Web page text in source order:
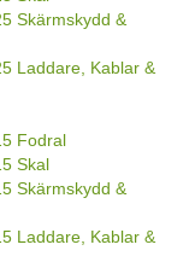
Skärmskydd &
Laddare, Kablar &
Fodral
Skal
Skärmskydd &
Laddare, Kablar &